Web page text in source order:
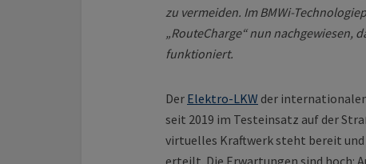
zu vermeiden. Im BMWi-
„RouteCharge“ nun nachgewiesen,
funktioniert.
Der Elektro-LKW der
seit 2019 im Testeinsatz auf der
virtuelles Kraftwerk steht bereit
erteilt. Die Erwartungen sind hoch: